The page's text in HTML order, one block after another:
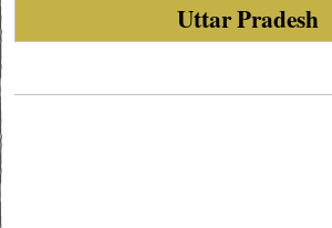
Uttar Pradesh